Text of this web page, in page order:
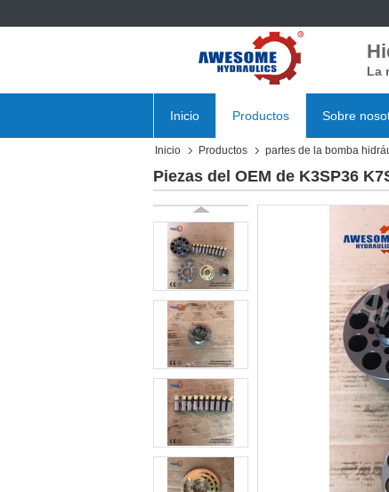
La
Inicio Productos Sobre
Inicio Productos partes de la bomba
Piezas del OEM de K3SP36